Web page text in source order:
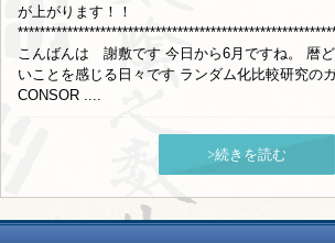
が上がります！！
こんばんは 謝敷です 今日から6月ですね。 暦
いことを感じる日々です ランダム化比較研究の
CONSOR ....
>続きを読む